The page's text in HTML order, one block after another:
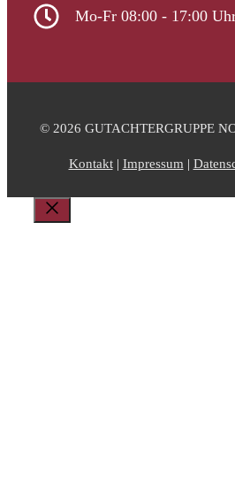
Mo-Fr 08:00 - 17:00
© 2026 GUTACHTERGRUPPE
Kontakt| Impressum|
Schließen